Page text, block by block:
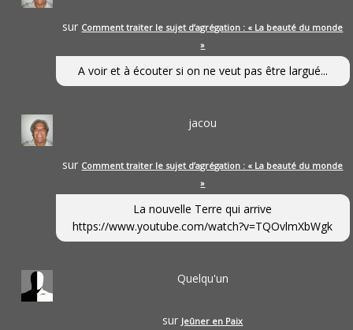
sur Comment traiter le sujet d’agrégation : « La beauté du monde
»
A voir et à écouter si on ne veut pas être largué...
jacou
sur Comment traiter le sujet d’agrégation : « La beauté du monde
»
La nouvelle Terre qui arrive
https://www.youtube.com/watch?v=TQOvlmXbWgk
Quelqu'un
sur Jeûner en Paix